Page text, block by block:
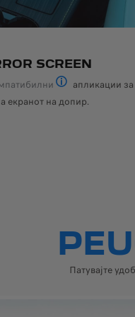
SCREEN
Стандардно,
апликации за
екранот на допир.
Патувајте